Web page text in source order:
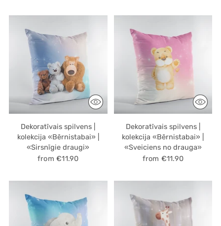
Dekoratīvais spilvens |
kolekcija «Bērnistabai» |
«Sirsnīgie draugi»
from €11.90
Dekoratīvais spilvens |
kolekcija «Bērnistabai» |
«Sveiciens no drauga»
from €11.90